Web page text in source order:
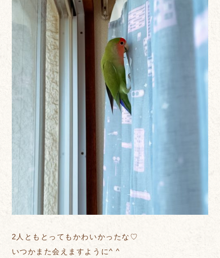
2人ともとってもかわいかったな♡
いつかまた会えますように^ ^